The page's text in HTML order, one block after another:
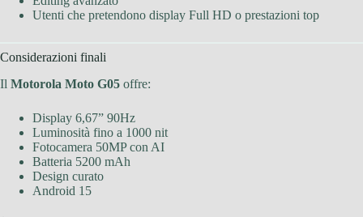
Utenti che pretendono display Full HD o prestazioni top
Considerazioni finali
Il Motorola Moto G05 offre:
Display 6,67” 90Hz
Luminosità fino a 1000 nit
Fotocamera 50MP con AI
Batteria 5200 mAh
Design curato
Android 15